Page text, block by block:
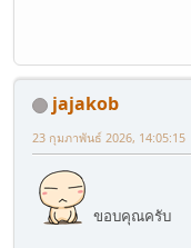
jajakob
23 กุมภาพันธ์ 2026, 14:05:15
ขอบคุณครับ